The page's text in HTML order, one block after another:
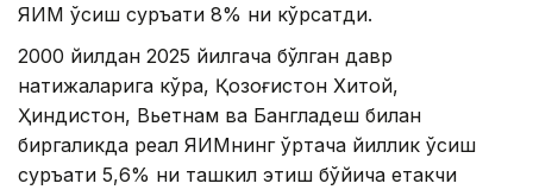
ЯИМ ўсиш суръати 8% ни кўрсатди.
2000 йилдан 2025 йилгача бўлган давр
натижаларига кўра, Қозоғистон Хитой,
Ҳиндистон, Вьетнам ва Бангладеш билан
биргаликда реал ЯИМнинг ўртача йиллик ўсиш
суръати 5,6% ни ташкил этиш бўйича етакчи